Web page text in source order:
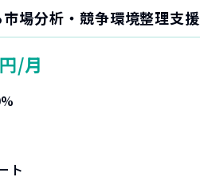
場分析・競争環境整理支援
/月
ト